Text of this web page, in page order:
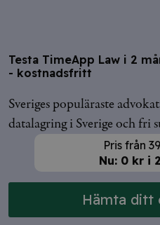
Testa TimeApp Law i 2
- kostnadsfritt
Sveriges populäraste
datalagring i Sverige och fri
Pris från
Nu: 0 kr i
Hämta ditt